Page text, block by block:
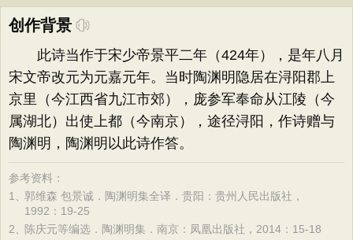
创作背景
此诗当作于宋少帝景平二年（424年），是年八月
宋文帝改元为元嘉元年。当时陶渊明隐居在浔阳郡上
京里（今江西省九江市郊），庞参军奉命从江陵（今
属湖北）出使上都（今南京），途径浔阳，作诗赠与
陶渊明，陶渊明以此诗作答。
参考资料：
1、郭维森 包景诚．陶渊明集全译．贵阳：贵州人民出版社，
1992：19-25
2、 陈庆元等编选．陶渊明集．南京：凤凰出版社，2014：15-18